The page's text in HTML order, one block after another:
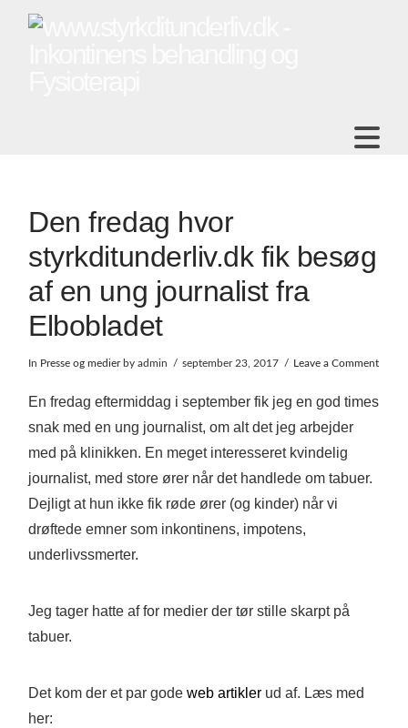
Den fredag hvor
styrkditunderliv.dk fik besøg
af en ung journalist fra
Elbobladet
In Presse og medierby admin september 23, 2017 Leave a Comment
En fredag eftermiddag i september fik jeg en god times
snak med en ung journalist, om alt det jeg arbejder
med på klinikken. En meget interesseret kvindelig
journalist, med store ører når det handlede om tabuer.
Dejligt at hun ikke fik røde ører (og kinder) når vi
drøftede emner som inkontinens, impotens,
underlivssmerter.
Jeg tager hatte af for medier der tør stille skarpt på
tabuer.
Det kom der et par godeweb artikler ud af. Læs med
her: